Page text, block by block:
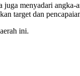
juga menyadari angka-
target dan
ini.